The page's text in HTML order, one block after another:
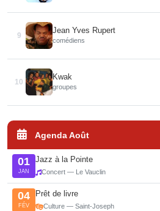
9
Jean Yves Rupert
comédiens
10
Kwak
groupes
Agenda Août
01
JAN
Jazz à la Pointe
Concert — Le Vauclin
04
FÉV
Prêt de livre
Culture — Saint-Joseph